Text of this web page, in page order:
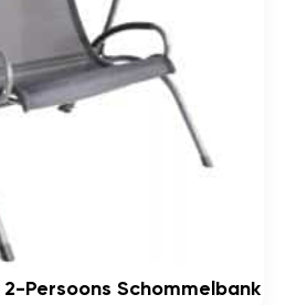
Persoons Schommelbank